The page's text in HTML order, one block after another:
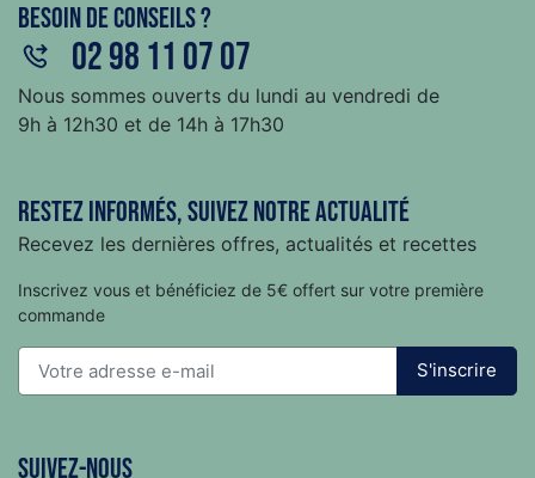
Besoin de conseils ?
02 98 11 07 07
Nous sommes ouverts du lundi au vendredi de
9h à 12h30 et de 14h à 17h30
Restez informés, suivez notre actualité
Recevez les dernières offres, actualités et recettes
Inscrivez vous et bénéficiez de 5€ offert sur votre première
commande
S'inscrire
Suivez-nous